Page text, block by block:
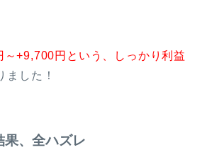
～+9,700円という、しっかり利益
ました！
果、全ハズレ